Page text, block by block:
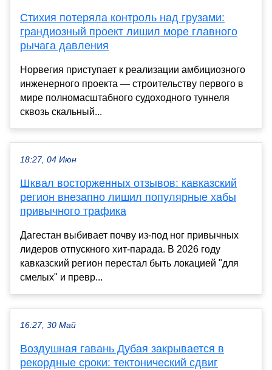
Стихия потеряла контроль над грузами:
грандиозный проект лишил море главного
рычага давления
Норвегия приступает к реализации амбициозного
инженерного проекта — строительству первого в
мире полномасштабного судоходного туннеля
сквозь скальный...
18:27, 04 Июн
Шквал восторженных отзывов: кавказский
регион внезапно лишил популярные хабы
привычного трафика
Дагестан выбивает почву из-под ног привычных
лидеров отпускного хит-парада. В 2026 году
кавказский регион перестал быть локацией "для
смелых" и превр...
16:27, 30 Май
Воздушная гавань Дубая закрывается в
рекордные сроки: тектонический сдвиг